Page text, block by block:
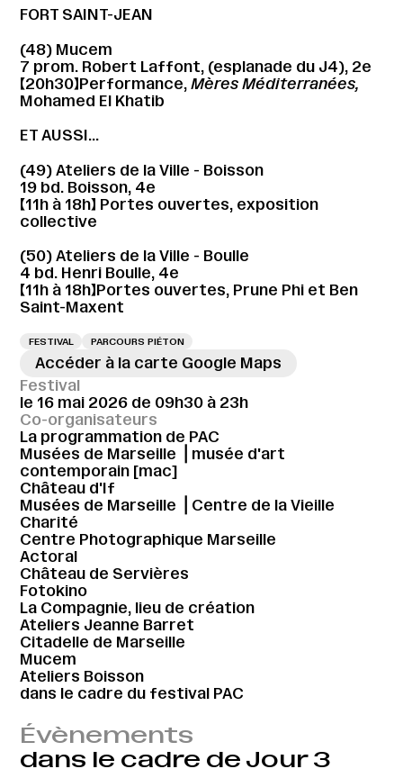
FORT SAINT-JEAN
(48) Mucem
7 prom. Robert Laffont, (esplanade du J4), 2e
【20h30】Performance,Mères Méditerranées,
Mohamed El Khatib
ET AUSSI…
(49) Ateliers de la Ville - Boisson
19 bd. Boisson, 4e
【11h à 18h】 Portes ouvertes, exposition
collective
(50) Ateliers de la Ville - Boulle
4 bd. Henri Boulle, 4e
【11h à 18h】Portes ouvertes, Prune Phi et Ben
Saint-Maxent
FESTIVAL PARCOURS PIÉTON
Accéder à la carte Google Maps
Festival
le 16 mai 2026 de 09h30 à 23h
Co-organisateurs
La programmation de PAC
Musées de Marseille ⎪musée d'art
contemporain [mac]
Château d'If
Musées de Marseille ⎪Centre de la Vieille
Charité
Centre Photographique Marseille
Actoral
Château de Servières
Fotokino
La Compagnie, lieu de création
Ateliers Jeanne Barret
Citadelle de Marseille
Mucem
Ateliers Boisson
dans le cadre du festival PAC
Évènements
dans le cadre de Jour 3